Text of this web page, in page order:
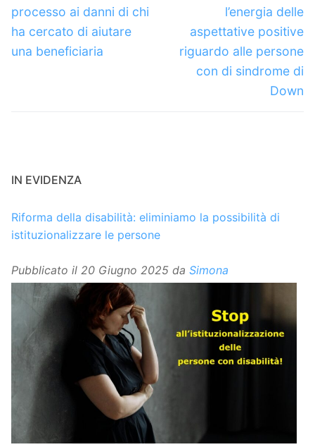
processo ai danni di chi
ha cercato di aiutare
una beneficiaria
l’energia delle
aspettative positive
riguardo alle persone
con di sindrome di
Down
IN EVIDENZA
Riforma della disabilità: eliminiamo la possibilità di
istituzionalizzare le persone
Pubblicato il 20 Giugno 2025 da Simona